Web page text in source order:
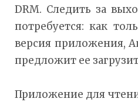
DRM. Следить за
потребуется: как
версия приложения,
предложит ее
Приложение для